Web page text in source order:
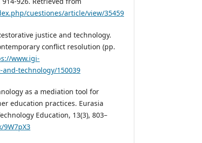
cuestiones/article/view/35459
justice and technology.
conflict resolution (pp.
www.igi-
technology/150039
as a mediation tool for
education practices. Eurasia
Education, 13(3), 803–